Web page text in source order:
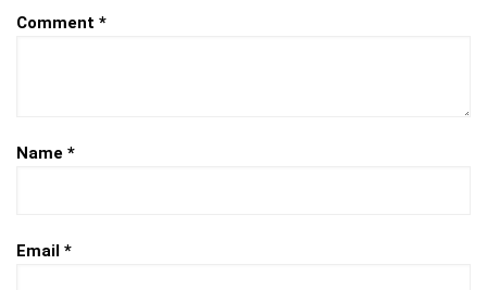
Comment *
Name *
Email *